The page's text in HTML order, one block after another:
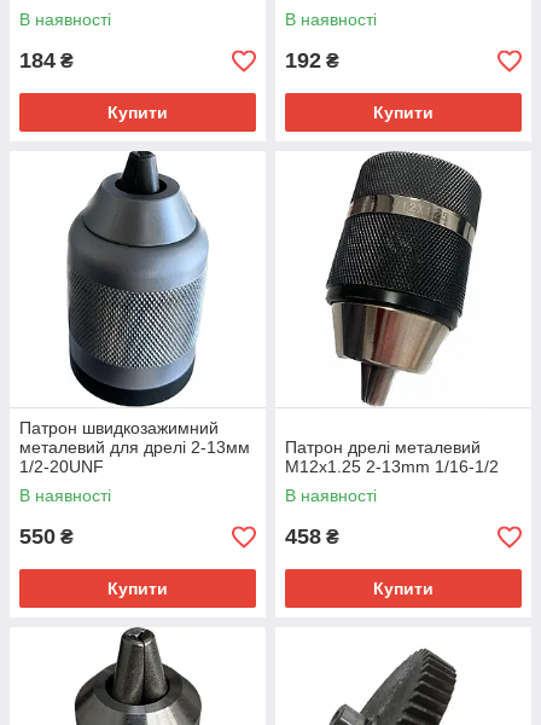
В наявності
184 ₴
Купити
В наявності
192 ₴
Купити
Патрон швидкозажимний
металевий для дрелі 2-13мм
1/2-20UNF
В наявності
550 ₴
Купити
Патрон дрелі металевий
M12x1.25 2-13mm 1/16-1/2
В наявності
458 ₴
Купити